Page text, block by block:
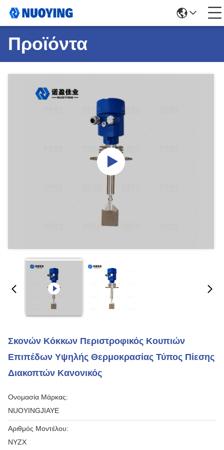
Προϊόντα
Σκονών Κόκκων Περιστροφικός Κουπιών
Επιπέδων Υψηλής Θερμοκρασίας Τύπος Πίεσης
Διακοπτών Κανονικός
Ονομασία Μάρκας:
NUOYINGJIAYE
Αριθμός Μοντέλου:
NYZX